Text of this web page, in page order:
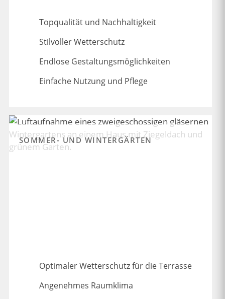
Topqualität und Nachhaltigkeit
Stilvoller Wetterschutz
Endlose Gestaltungsmöglichkeiten
Einfache Nutzung und Pflege
SOMMER- UND WINTERGÄRTEN
Optimaler Wetterschutz für die Terrasse
Angenehmes Raumklima